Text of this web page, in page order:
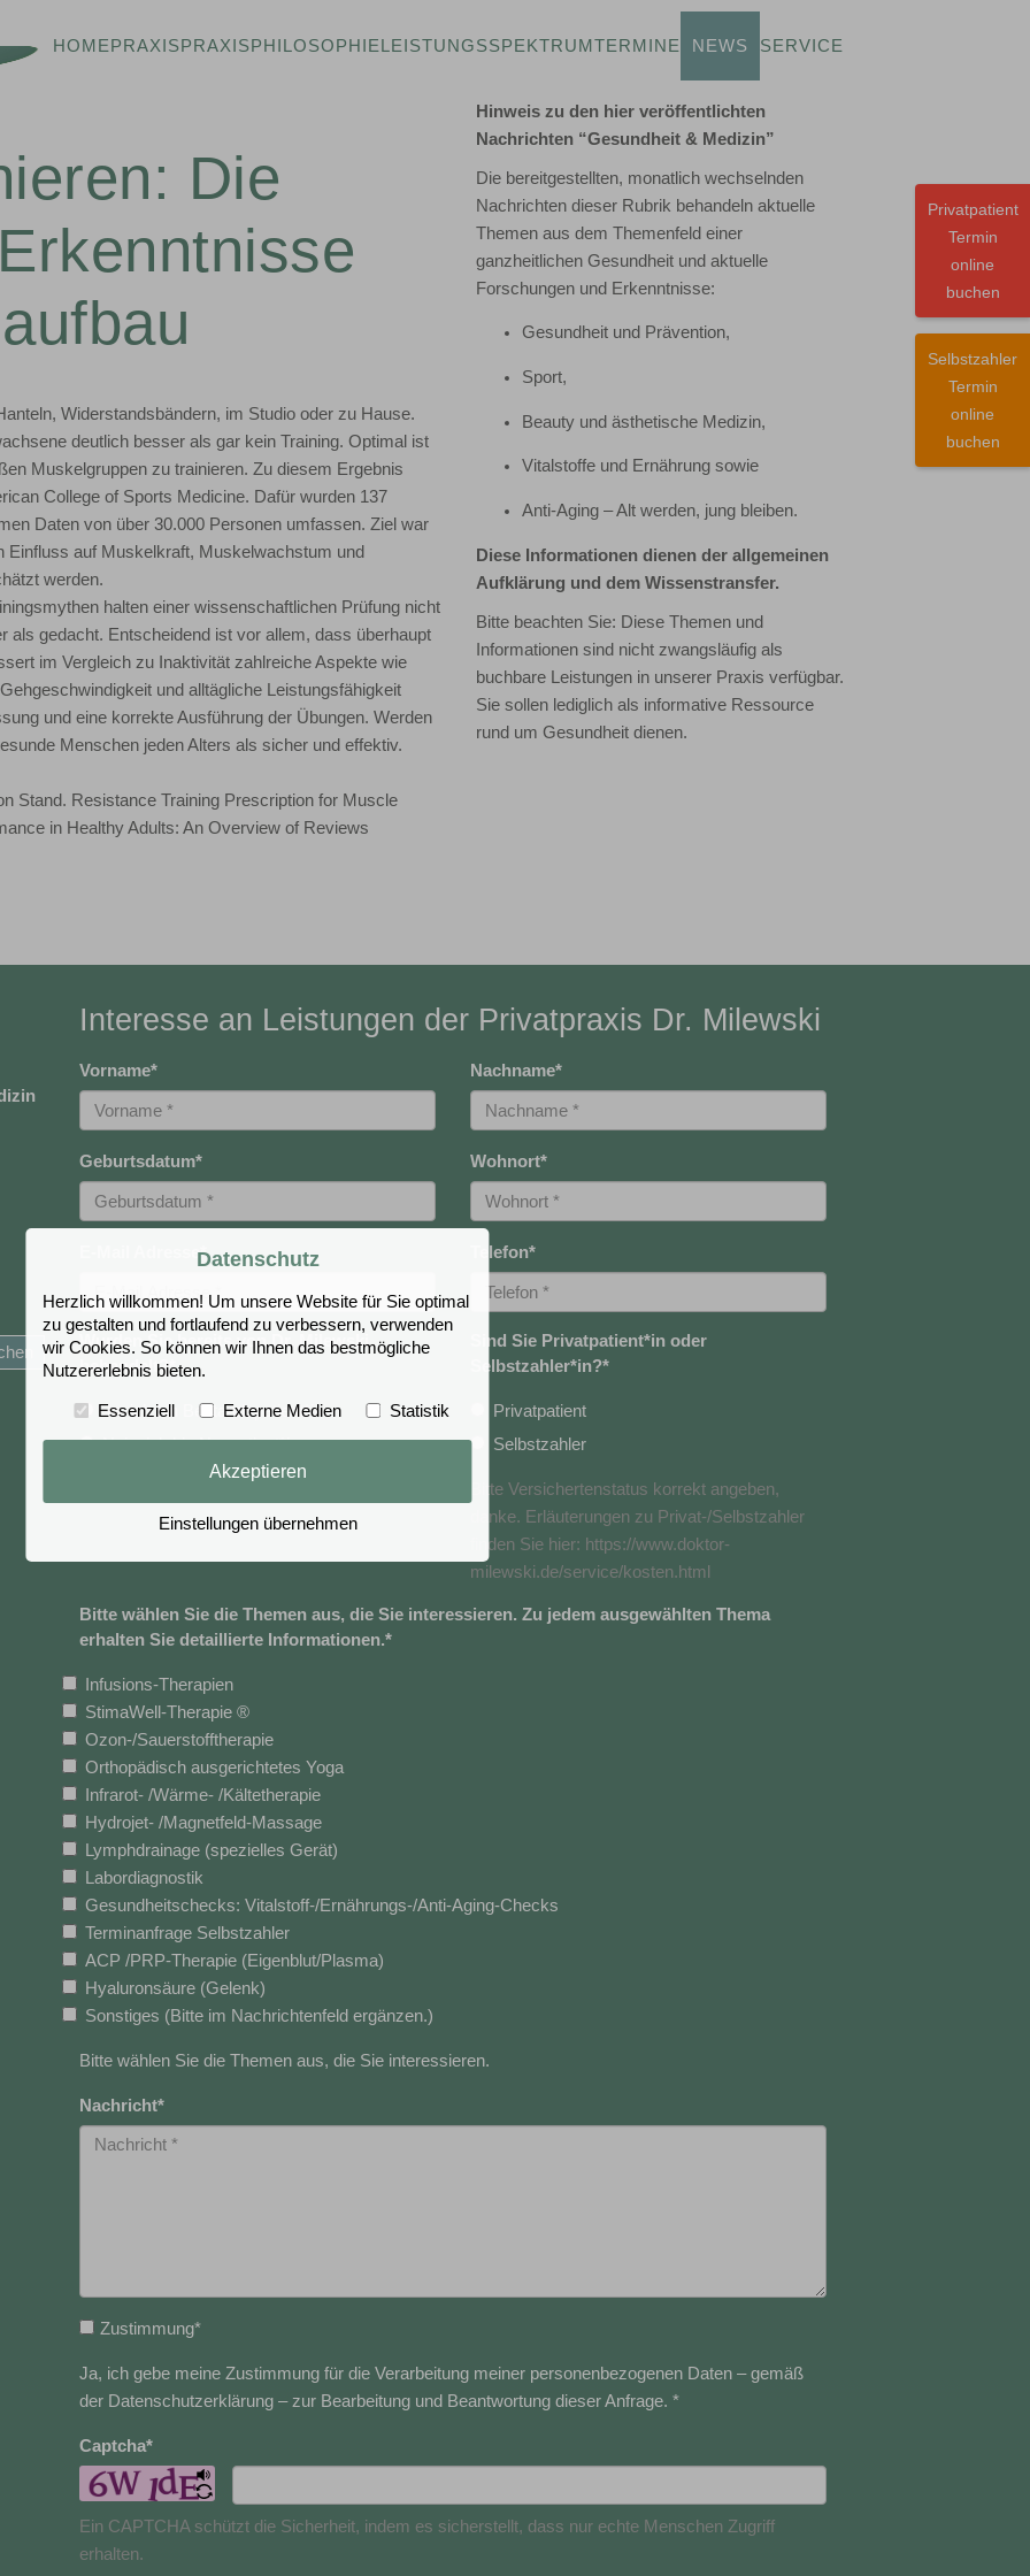
HOMEPRAXISPRAXISPHILOSOPHIELEISTUNGSSPEKTRUMTERMINE NEWS SERVICE
Die
Widerstandsbändern, im Studio oder zu Hause.
deutlich besser als gar kein Training. Optimal ist
Muskelgruppen zu trainieren. Zu diesem Ergebnis
College of Sports Medicine. Dafür wurden 137
Daten von über 30.000 Personen umfassen. Ziel war
Einfluss auf Muskelkraft, Muskelwachstum und
werden.
halten einer wissenschaftlichen Prüfung nicht
als gedacht. Entscheidend ist vor allem, dass überhaupt
im Vergleich zu Inaktivität zahlreiche Aspekte wie
und alltägliche Leistungsfähigkeit
und eine korrekte Ausführung der Übungen. Werden
Menschen jeden Alters als sicher und effektiv.
Stand. Resistance Training Prescription for Muscle
in Healthy Adults: An Overview of Reviews
Hinweis zu den hier veröffentlichten
Nachrichten “Gesundheit & Medizin”
Die bereitgestellten, monatlich wechselnden
Nachrichten dieser Rubrik behandeln aktuelle
Themen aus dem Themenfeld einer
ganzheitlichen Gesundheit und aktuelle
Forschungen und Erkenntnisse:
Gesundheit und Prävention,
Sport,
Beauty und ästhetische Medizin,
Vitalstoffe und Ernährung sowie
Anti-Aging – Alt werden, jung bleiben.
Diese Informationen dienen der allgemeinen
Aufklärung und dem Wissenstransfer.
Bitte beachten Sie: Diese Themen und
Informationen sind nicht zwangsläufig als
buchbare Leistungen in unserer Praxis verfügbar.
Sie sollen lediglich als informative Ressource
rund um Gesundheit dienen.
Privatpatient
Termin
online
buchen
Selbstzahler
Termin
online
buchen
Interesse an Leistungen der Privatpraxis Dr. Milewski
Vorname* Nachname*
Geburtsdatum* Wohnort*
E-Mail Adresse* Telefon*
Wurden Sie bereits von Dr. Milewski
behandelt?*
Ja, ich bin Bestandspatient*in
Nein, ich bin Neupatient*in
Sind Sie Privatpatient*in oder
Selbstzahler*in?*
Privatpatient
Selbstzahler
Bitte Versichertenstatus korrekt angeben,
danke. Erläuterungen zu Privat-/Selbstzahler
finden Sie hier: https://www.doktor-
milewski.de/service/kosten.html
Bitte wählen Sie die Themen aus, die Sie interessieren. Zu jedem ausgewählten Thema
erhalten Sie detaillierte Informationen.*
Infusions-Therapien
StimaWell-Therapie ®
Ozon-/Sauerstofftherapie
Orthopädisch ausgerichtetes Yoga
Infrarot- /Wärme- /Kältetherapie
Hydrojet- /Magnetfeld-Massage
Lymphdrainage (spezielles Gerät)
Labordiagnostik
Gesundheitschecks: Vitalstoff-/Ernährungs-/Anti-Aging-Checks
Terminanfrage Selbstzahler
ACP /PRP-Therapie (Eigenblut/Plasma)
Hyaluronsäure (Gelenk)
Sonstiges (Bitte im Nachrichtenfeld ergänzen.)
Bitte wählen Sie die Themen aus, die Sie interessieren.
Nachricht*
Zustimmung*
Ja, ich gebe meine Zustimmung für die Verarbeitung meiner personenbezogenen Daten – gemäß
der Datenschutzerklärung – zur Bearbeitung und Beantwortung dieser Anfrage. *
Captcha*
Ein CAPTCHA schützt die Sicherheit, indem es sicherstellt, dass nur echte Menschen Zugriff
erhalten.
Datenschutz
Herzlich willkommen! Um unsere Website für Sie optimal
zu gestalten und fortlaufend zu verbessern, verwenden
wir Cookies. So können wir Ihnen das bestmögliche
Nutzererlebnis bieten.
Essenziell Externe Medien Statistik
Akzeptieren
Einstellungen übernehmen